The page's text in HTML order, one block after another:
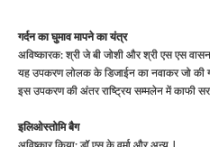
गर्दन का घुमाव मापने का यंत्र
अविष्कारक: श्री जे बी जोशी और श्री एस एस वासन
यह उपकरण लोलक के डिजाईन का नवाकर जो की
इस उपकरण की अंतर राष्ट्रिय सम्मलेन में काफी
इलिओस्तोमि बैग